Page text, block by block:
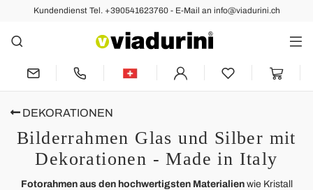
Kundendienst Tel. +390541623760 - E-Mail an info@viadurini.ch
DEKORATIONEN
Bilderrahmen Glas und Silber mit
Dekorationen - Made in Italy
Fotorahmen aus den hochwertigsten Materialien wie Kristall